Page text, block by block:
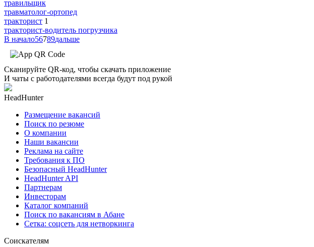
травильщик
травматолог-ортопед
тракторист 1
тракторист-водитель погрузчика
В начало56789дальше
Сканируйте QR-код, чтобы скачать приложение
И чаты с работодателями всегда будут под рукой
HeadHunter
Размещение вакансий
Поиск по резюме
О компании
Наши вакансии
Реклама на сайте
Требования к ПО
Безопасный HeadHunter
HeadHunter API
Партнерам
Инвесторам
Каталог компаний
Поиск по вакансиям в Абане
Сетка: соцсеть для нетворкинга
Соискателям